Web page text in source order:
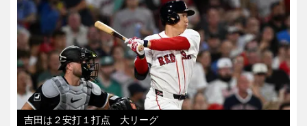
吉田は２安打１打点 大リーグ